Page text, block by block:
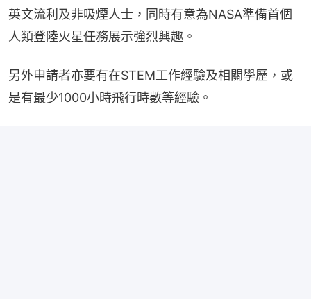
英文流利及非吸煙人士，同時有意為NASA準備首個
人類登陸火星任務展示強烈興趣。
另外申請者亦要有在STEM工作經驗及相關學歷，或
是有最少1000小時飛行時數等經驗。